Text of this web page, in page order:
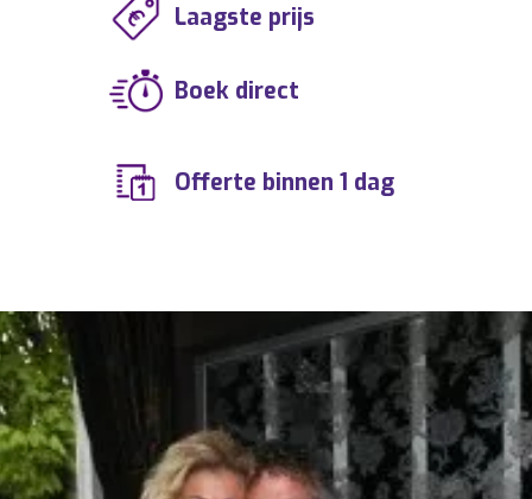
Laagste prijs
Boek direct
Offerte binnen 1 dag